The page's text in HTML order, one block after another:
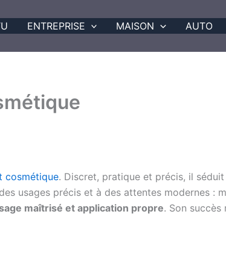
ENTREPRISE MAISON AUTO
cosmétique. Discret, pratique et précis, il
usages précis et à des attentes modernes :
maîtrisé et application propre. Son